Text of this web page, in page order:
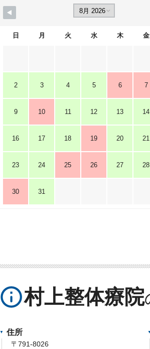
日 月 火 水 木 金
2 3 4 5 6 7
9 10 11 12 13 14
16 17 18 19 20 21
23 24 25 26 27 28
30 31
info_outline村上整体療院
住所
〒791-8026